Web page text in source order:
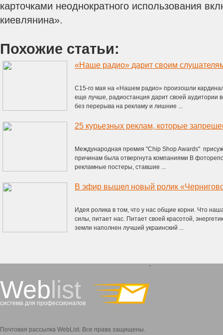
карточками неоднократного использования
киевлянина».
Похожие статьи:
«Наше радио» дарит своим
С15-го мая на «Нашем радио» произошли
еще лучше, радиостанция дарит своей аудитории
без перерыва на рекламу и лишние ...
Международная премия "Chip Shop Awards"
причинам была отвергнута компаниями В
рекламные постеры, ставшие ...
В эфир вышел новый ролик
Идея ролика в том, что у нас общие корни. Что
силы, питает нас. Питает своей красотой,
земли наполнен лучший украинский ...
Weblist
система для профессионалов
`
Почтовая рассылка WebList. Все права защищены.